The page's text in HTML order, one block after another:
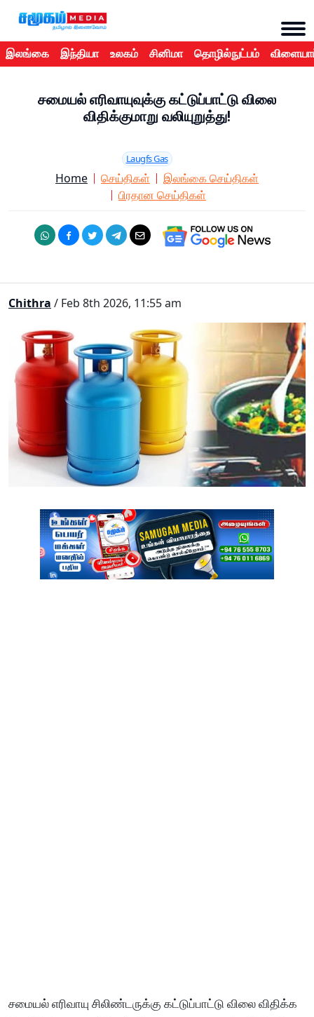
இலங்கை இந்தியா உலகம் சினிமா தொழில்நுட்பம்
சமையல் எரிவாயுவுக்கு கட்டுப்பாட்டு விலை
விதிக்குமாறு வலியுறுத்து!
Laugfs Gas
Home செய்திகள்
இலங்கை செய்திகள்
பிரதான செய்திகள்
Chithra / Feb 8th 2026, 11:55 am
சமையல் எரிவாயு சிலிண்டருக்கு கட்டுப்பாட்டு விலை விதிக்க